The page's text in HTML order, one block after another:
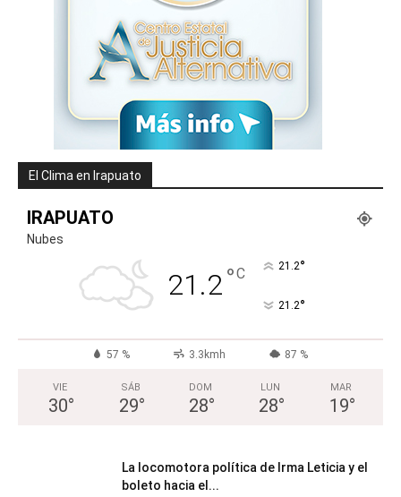
El Clima en Irapuato
IRAPUATO
Nubes
21.2°C 21.2°
21.2°
57 % 3.3kmh 87 %
VIE
30°
SÁB
29°
DOM
28°
LUN
28°
MAR
19°
La locomotora política de Irma Leticia y el
boleto hacia el...